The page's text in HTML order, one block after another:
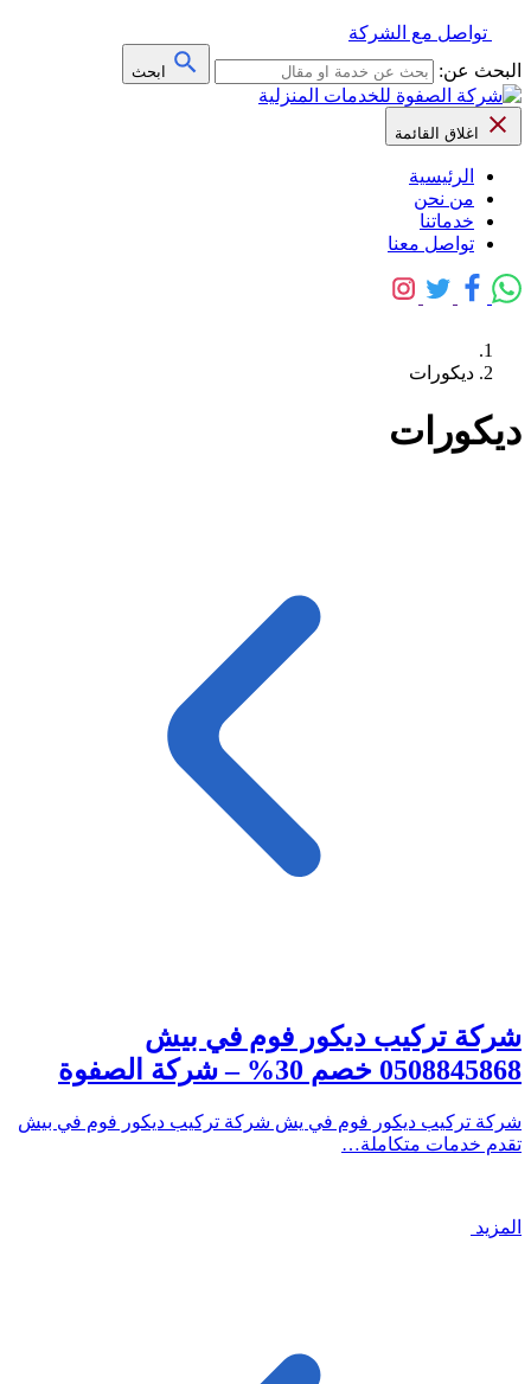
تواصل مع الشركة
البحث عن:
ابحث
اغلاق القائمة
الرئيسية
من نحن
خدماتنا
تواصل معنا
ديكورات
ديكورات
شركة تركيب ديكور فوم في بيش
0508845868 خصم 30% – شركة الصفوة
شركة تركيب ديكور فوم في يش شركة تركيب ديكور فوم في بيش
تقدم خدمات متكاملة…
المزيد